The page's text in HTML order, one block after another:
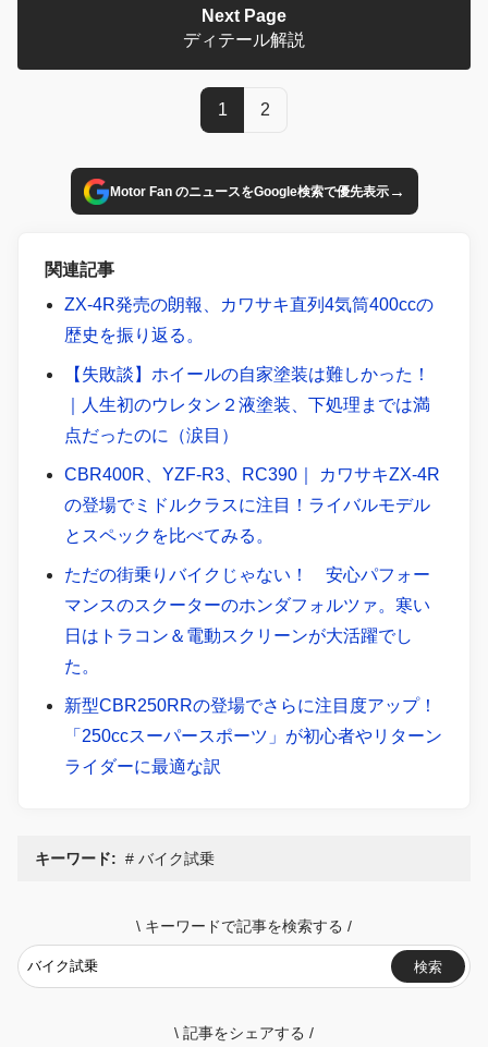
Next Page
ディテール解説
1 2
Motor Fan のニュースをGoogle検索で優先表示→
関連記事
ZX-4R発売の朗報、カワサキ直列4気筒400ccの
歴史を振り返る。
【失敗談】ホイールの自家塗装は難しかった！
｜人生初のウレタン２液塗装、下処理までは満
点だったのに（涙目）
CBR400R、YZF-R3、RC390｜ カワサキZX-4R
の登場でミドルクラスに注目！ライバルモデル
とスペックを比べてみる。
ただの街乗りバイクじゃない！ 安心パフォー
マンスのスクーターのホンダフォルツァ。寒い
日はトラコン＆電動スクリーンが大活躍でし
た。
新型CBR250RRの登場でさらに注目度アップ！
「250ccスーパースポーツ」が初心者やリターン
ライダーに最適な訳
キーワード: バイク試乗
\ キーワードで記事を検索する /
検索
\ 記事をシェアする /